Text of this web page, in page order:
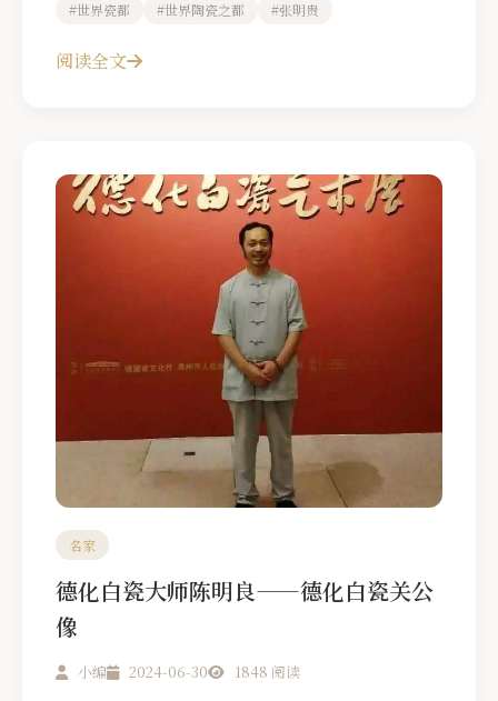
#世界瓷都 #世界陶瓷之都 #张明贵
阅读全文
名家
德化白瓷大师陈明良——德化白瓷关公
像
小编 2024-06-30 1848 阅读